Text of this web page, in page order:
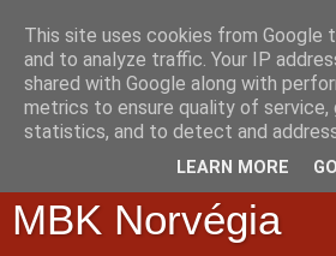
MBK Norvégia
This site uses cookies from Google
and to analyze traffic. Your IP
shared with Google along with
metrics to ensure quality of service,
statistics, and to detect and
LEARN MORE